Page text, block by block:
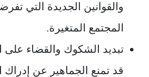
والقوانين الجديدة التي
المجتمع المتغيرة.
تبديد الشكوك والقضاء على
قد تمنع الجماهير عن إدراك